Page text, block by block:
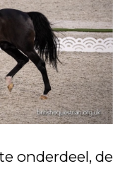
onderdeel, de